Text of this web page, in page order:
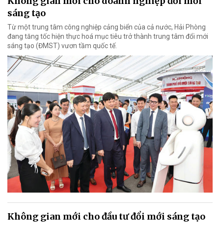
sáng tạo
Từ một trung tâm công nghiệp cảng biển của cả nước, Hải Phòng
đang tăng tốc hiện thực hoá mục tiêu trở thành trung tâm đổi mới
sáng tạo (ĐMST) vươn tầm quốc tế.
Không gian mới cho đầu tư đổi mới sáng tạo